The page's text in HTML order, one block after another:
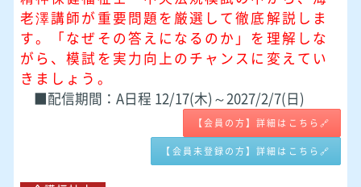
老澤講師が重要問題を厳選して徹底解説しま
す。「なぜその答えになるのか」を理解しな
がら、模試を実力向上のチャンスに変えてい
きましょう。
■配信期間：A日程 12/17(木)～2027/2/7(日)
【会員の方】詳細はこちら🔗
【会員未登録の方】詳細はこちら🔗